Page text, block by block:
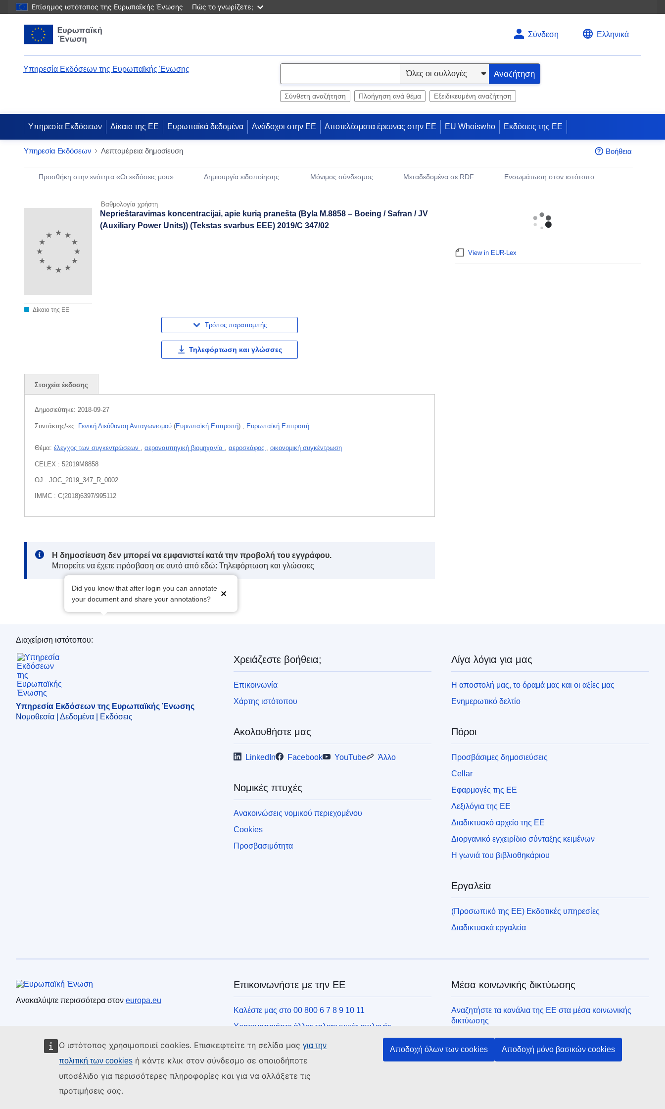
Επίσημος ιστότοπος της Ευρωπαϊκής Ένωσης Πώς το γνωρίζετε;
Ο ιστότοπος χρησιμοποιεί cookies. Επισκεφτείτε τη σελίδα μας για την
πολιτική των cookies ή κάντε κλικ στον σύνδεσμο σε οποιοδήποτε
υποσέλιδο για περισσότερες πληροφορίες και για να αλλάξετε τις
προτιμήσεις σας.
Αποδοχή όλων των cookies Αποδοχή μόνο βασικών cookies
Σύνδεση Ελληνικά
Υπηρεσία Εκδόσεων της Ευρωπαϊκής Ένωσης
e
Αναζήτηση
Σύνθετη αναζήτηση Πλοήγηση ανά θέμα Εξειδικευμένη αναζήτηση
Υπηρεσία Εκδόσεων Δίκαιο της ΕΕ Ευρωπαϊκά δεδομένα Ανάδοχοι στην ΕΕ Αποτελέσματα έρευνας στην ΕΕ EU Whoiswho Εκδόσεις της ΕΕ
Υπηρεσία Εκδόσεων Λεπτομέρεια δημοσίευση Βοήθεια
Publication Detail Actions Portlet
Προσθήκη στην ενότητα «Οι εκδόσεις μου» Δημιουργία ειδοποίησης Μόνιμος σύνδεσμος
Μεταδεδομένα σε RDF
Eνσωμάτωση στον ιστότοπο
Βαθμολογία χρήστη
Δίκαιο της ΕΕ
Neprieštaravimas koncentracijai, apie kurią pranešta (Byla M.8858 – Boeing / Safran / JV
(Auxiliary Power Units)) (Tekstas svarbus EEE) 2019/C 347/02
Τρόπος παραπομπής
Τηλεφόρτωση και γλώσσες
Στοιχεία έκδοσης
Δημοσιεύτηκε: 2018-09-27
Συντάκτης/-ες: Γενική Διεύθυνση Ανταγωνισμού (Ευρωπαϊκή Επιτροπή) , Ευρωπαϊκή Επιτροπή
Θέμα: έλεγχος των συγκεντρώσεων , αεροναυπηγική βιομηχανία , αεροσκάφος , οικονομική συγκέντρωση
CELEX : 52019M8858
OJ : JOC_2019_347_R_0002
IMMC : C(2018)6397/995112
Note:
Η δημοσίευση δεν μπορεί να εμφανιστεί κατά την προβολή του εγγράφου.
Μπορείτε να έχετε πρόσβαση σε αυτό από εδώ: Τηλεφόρτωση και γλώσσες
Did you know that after login you can annotate
your document and share your annotations?
View in EUR-Lex
Υπηρεσία Εκδόσεων της Ευρωπαϊκής Ένωσης
Διαχείριση ιστότοπου:
Υπηρεσία Εκδόσεων της Ευρωπαϊκής Ένωσης
Νομοθεσία | Δεδομένα | Εκδόσεις
Χρειάζεστε βοήθεια;
Επικοινωνία
Χάρτης ιστότοπου
Ακολουθήστε μας
LinkedIn Facebook YouTube Άλλο
Νομικές πτυχές
Ανακοινώσεις νομικού περιεχομένου
Cookies
Προσβασιμότητα
Λίγα λόγια για μας
Η αποστολή μας, το όραμά μας και οι αξίες μας
Ενημερωτικό δελτίο
Πόροι
Προσβάσιμες δημοσιεύσεις
Cellar
Εφαρμογές της ΕΕ
Λεξιλόγια της ΕΕ
Διαδικτυακό αρχείο της ΕΕ
Διοργανικό εγχειρίδιο σύνταξης κειμένων
Η γωνιά του βιβλιοθηκάριου
Εργαλεία
(Προσωπικό της ΕΕ) Εκδοτικές υπηρεσίες
Διαδικτυακά εργαλεία
Ευρωπαϊκή Ένωση
Ανακαλύψτε περισσότερα στον europa.eu
Επικοινωνήστε με την ΕΕ
Καλέστε μας στο 00 800 6 7 8 9 10 11
Χρησιμοποιήστε άλλες τηλεφωνικές επιλογές
Γράψτε μας μέσω της φόρμας επικοινωνίας
Συναντήστε μας σε ένα από τα κέντρα της ΕΕ
Μέσα κοινωνικής δικτύωσης
Αναζητήστε τα κανάλια της ΕΕ στα μέσα κοινωνικής
δικτύωσης
Θεσμικά όργανα και οργανισμοί της ΕΕ